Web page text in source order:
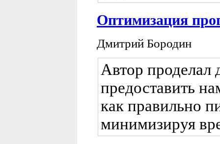
Оптимизация
Дмитрий Бородин
Автор проделал
предоставить
как правильно
минимизируя